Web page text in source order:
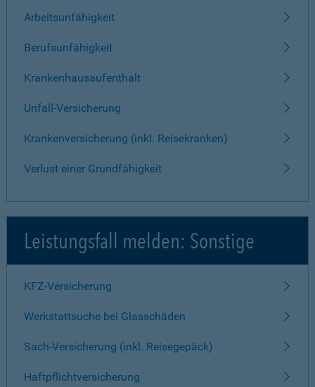
Arbeitsunfähigkeit
Berufsunfähigkeit
Krankenhausaufenthalt
Unfall-Versicherung
Krankenversicherung (inkl. Reisekranken)
Verlust einer Grundfähigkeit
Leistungsfall melden: Sonstige
KFZ-Versicherung
Werkstattsuche bei Glasschäden
Sach-Versicherung (inkl. Reisegepäck)
Haftpflichtversicherung